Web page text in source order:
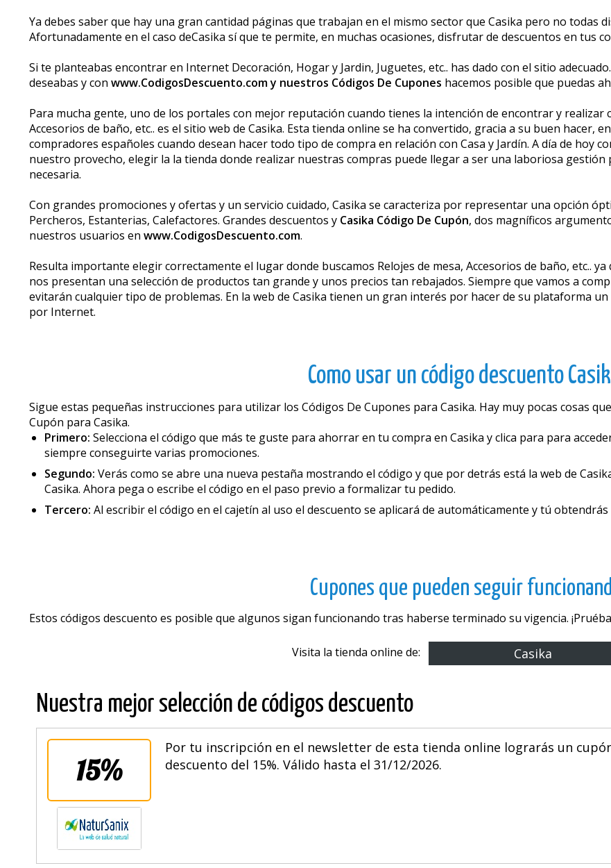
Ya debes saber que hay una gran cantidad páginas que trabajan en el mismo sector que Casika pero no todas
Afortunadamente en el caso deCasika sí que te permite, en muchas ocasiones, disfrutar de descuentos en tus
Si te planteabas encontrar en Internet Decoración, Hogar y Jardin, Juguetes, etc.. has dado con el sitio
deseabas y con www.CodigosDescuento.com y nuestros Códigos De Cupones hacemos posible que puedas
Para mucha gente, uno de los portales con mejor reputación cuando tienes la intención de encontrar y realizar
Accesorios de baño, etc.. es el sitio web de Casika. Esta tienda online se ha convertido, gracia a su buen hacer,
compradores españoles cuando desean hacer todo tipo de compra en relación con Casa y Jardín. A día de hoy
nuestro provecho, elegir la la tienda donde realizar nuestras compras puede llegar a ser una laboriosa
necesaria.
Con grandes promociones y ofertas y un servicio cuidado, Casika se caracteriza por representar una opción
Percheros, Estanterias, Calefactores. Grandes descuentos y Casika Código De Cupón, dos magníficos
nuestros usuarios en www.CodigosDescuento.com.
Resulta importante elegir correctamente el lugar donde buscamos Relojes de mesa, Accesorios de baño, etc..
nos presentan una selección de productos tan grande y unos precios tan rebajados. Siempre que vamos a
evitarán cualquier tipo de problemas. En la web de Casika tienen un gran interés por hacer de su plataforma
por Internet.
Como usar un código descuento
Sigue estas pequeñas instrucciones para utilizar los Códigos De Cupones para Casika. Hay muy pocas cosas
Cupón para Casika.
Primero: Selecciona el código que más te guste para ahorrar en tu compra en Casika y clica para para
siempre conseguirte varias promociones.
Segundo: Verás como se abre una nueva pestaña mostrando el código y que por detrás está la web de
Casika. Ahora pega o escribe el código en el paso previo a formalizar tu pedido.
Tercero: Al escribir el código en el cajetín al uso el descuento se aplicará de automáticamente y tú
Cupones que pueden seguir
Estos códigos descuento es posible que algunos sigan funcionando tras haberse terminado su vigencia.
Visita la tienda online de: Casika
Nuestra mejor selección de códigos descuento
15%
Por tu inscripción en el newsletter de esta tienda online lograrás un
descuento del 15%. Válido hasta el 31/12/2026.